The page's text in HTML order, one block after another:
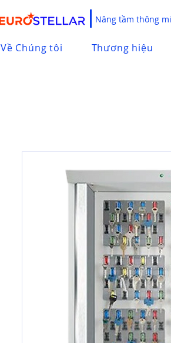
Nâng tầm thông
Về Chúng tôi Thương hiệu